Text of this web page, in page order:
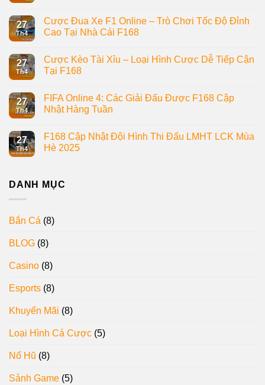
27
Th4
Cược Đua Xe F1 Online – Trò Chơi Tốc Độ Đỉnh
Cao Tại Nhà Cái F168
27
Th4
Cược Kèo Tài Xỉu – Loại Hình Cược Dễ Tiếp Cận
Tại F168
27
Th4
FIFA Online 4: Các Giải Đấu Được F168 Cập
Nhật Hàng Tuần
27
Th4
F168 Cập Nhật Đội Hình Thi Đấu LMHT LCK Mùa
Hè 2025
DANH MỤC
Bắn Cá (8)
BLOG (8)
Casino (8)
Esports (8)
Khuyến Mãi (8)
Loại Hình Cá Cược (5)
Nổ Hũ (8)
Sảnh Game (5)